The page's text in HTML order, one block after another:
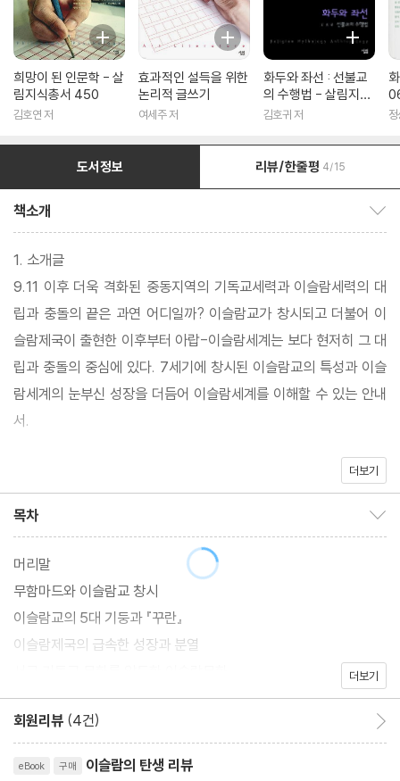
희망이 된 인문학 - 살
림지식총서 450
김호연 저
효과적인 설득을 위한
논리적 글쓰기
여세주 저
화두와 좌선 : 선불교
의 수행법 - 살림지식
총서 316
김호귀 저
도서정보 리뷰/한줄평 4/15
책소개
1. 소개글
9.11 이후 더욱 격화된 중동지역의 기독교세력과 이슬람세력의 대
립과 충돌의 끝은 과연 어디일까? 이슬람교가 창시되고 더불어 이
슬람제국이 출현한 이후부터 아랍-이슬람세계는 보다 현저히 그 대
립과 충돌의 중심에 있다. 7세기에 창시된 이슬람교의 특성과 이슬
람세계의 눈부신 성장을 더듬어 이슬람세계를 이해할 수 있는 안내
서.
진원숙
계명대학교 인문대학 사학과 명예교수(서양사 전공).
저서로는 『마키아벨리와 국가 이성』 『서양사
더보기
목차
머리말
무함마드와 이슬람교 창시
이슬람교의 5대 기둥과 『꾸란』
이슬람제국의 급속한 성장과 분열
더보기
회원리뷰 (4건)
eBook 구매 이슬람의 탄생 리뷰